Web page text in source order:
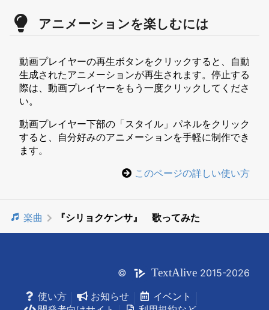
アニメーションを楽しむには
動画プレイヤーの再生ボタンをクリックすると、自動
生成されたアニメーションが再生されます。停止する
際は、動画プレイヤーをもう一度クリックしてくださ
い。
動画プレイヤー下部の「スタイル」パネルをクリック
すると、自分好みのアニメーションを手軽に制作でき
ます。
このページの詳しい使い方
楽曲 『シリョクケンサ』 歌ってみた
© TextAlive 2015-2026
使い方
お知らせ
イベント